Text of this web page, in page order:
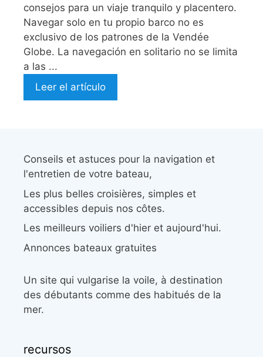
consejos para un viaje tranquilo y placentero.
Navegar solo en tu propio barco no es
exclusivo de los patrones de la Vendée
Globe. La navegación en solitario no se limita
a las ...
Leer el artículo
Conseils et astuces pour la navigation et
l'entretien de votre bateau,
Les plus belles croisières, simples et
accessibles depuis nos côtes.
Les meilleurs voiliers d'hier et aujourd'hui.
Annonces bateaux gratuites
Un site qui vulgarise la voile, à destination
des débutants comme des habitués de la
mer.
recursos